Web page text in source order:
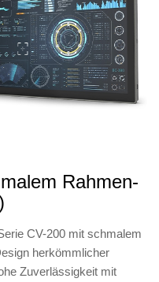
Rahmen-
CV-200 mit schmalem
herkömmlicher
Zuverlässigkeit mit